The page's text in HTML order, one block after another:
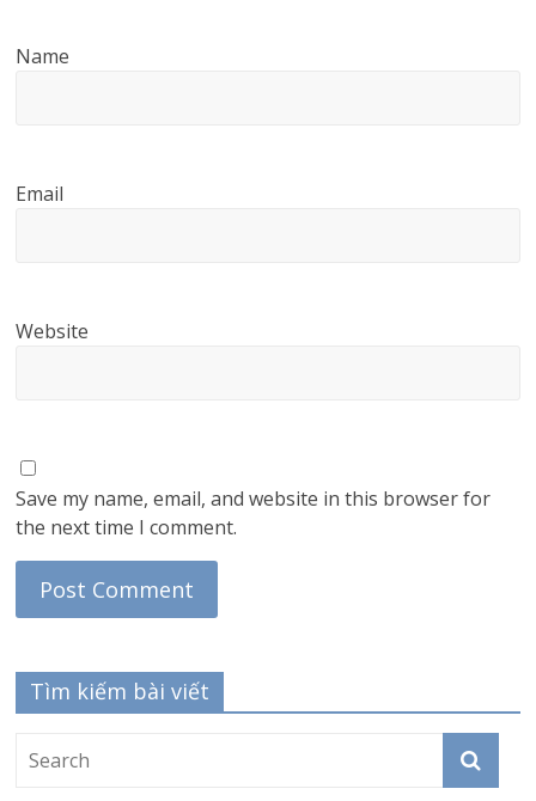
Name
Email
Website
Save my name, email, and website in this browser for
the next time I comment.
Tìm kiếm bài viết